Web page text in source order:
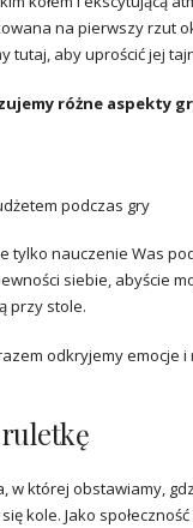
na pierwszy rzut
tutaj, aby uprościć jej
różne aspekty
podczas gry
tylko nauczenie Was
siebie, abyście
przy stole.
odkryjemy emocje i
ruletkę
w której obstawiamy,
kole. Jako